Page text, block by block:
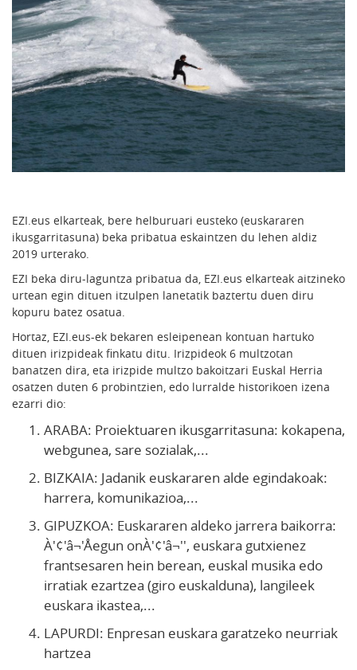
EZI.eus elkarteak, bere helburuari eusteko (euskararen
ikusgarritasuna) beka pribatua eskaintzen du lehen aldiz
2019 urterako.
EZI beka diru-laguntza pribatua da, EZI.eus elkarteak aitzineko
urtean egin dituen itzulpen lanetatik baztertu duen diru
kopuru batez osatua.
Hortaz, EZI.eus-ek bekaren esleipenean kontuan hartuko
dituen irizpideak finkatu ditu. Irizpideok 6 multzotan
banatzen dira, eta irizpide multzo bakoitzari Euskal Herria
osatzen duten 6 probintzien, edo lurralde historikoen izena
ezarri dio:
ARABA: Proiektuaren ikusgarritasuna: kokapena,
webgunea, sare sozialak,...
BIZKAIA: Jadanik euskararen alde egindakoak:
harrera, komunikazioa,...
GIPUZKOA: Euskararen aldeko jarrera baikorra:
À'¢'â¬'Åegun onÀ'¢'â¬'', euskara gutxienez
frantsesaren hein berean, euskal musika edo
irratiak ezartzea (giro euskalduna), langileek
euskara ikastea,...
LAPURDI: Enpresan euskara garatzeko neurriak
hartzea